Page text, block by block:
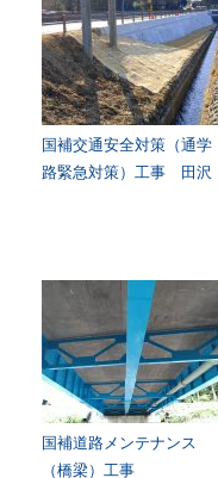
国補交通安全対策（通学
路緊急対策）工事 田沢
国補道路メンテナンス
（橋梁）工事